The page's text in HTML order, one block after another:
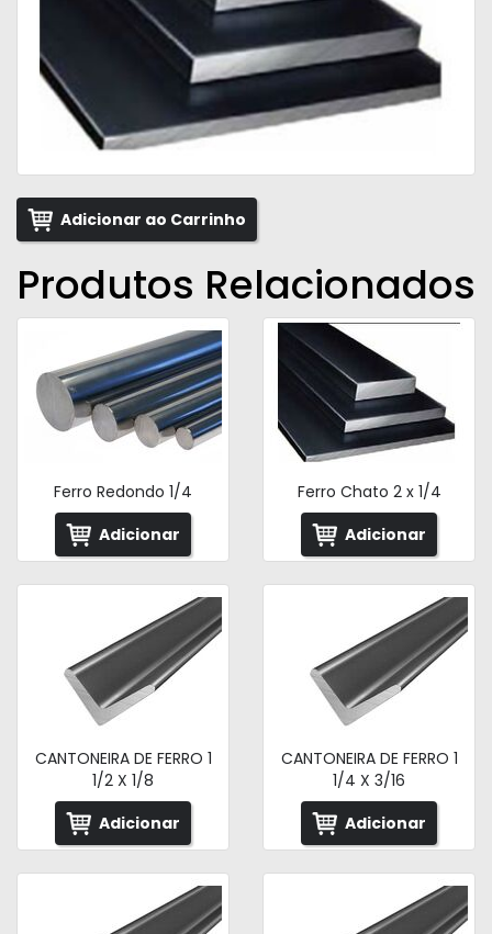
Adicionar ao Carrinho
Produtos Relacionados
Ferro Redondo 1/4
Adicionar
Ferro Chato 2 x 1/4
Adicionar
CANTONEIRA DE FERRO 1
1/2 X 1/8
Adicionar
CANTONEIRA DE FERRO 1
1/4 X 3/16
Adicionar